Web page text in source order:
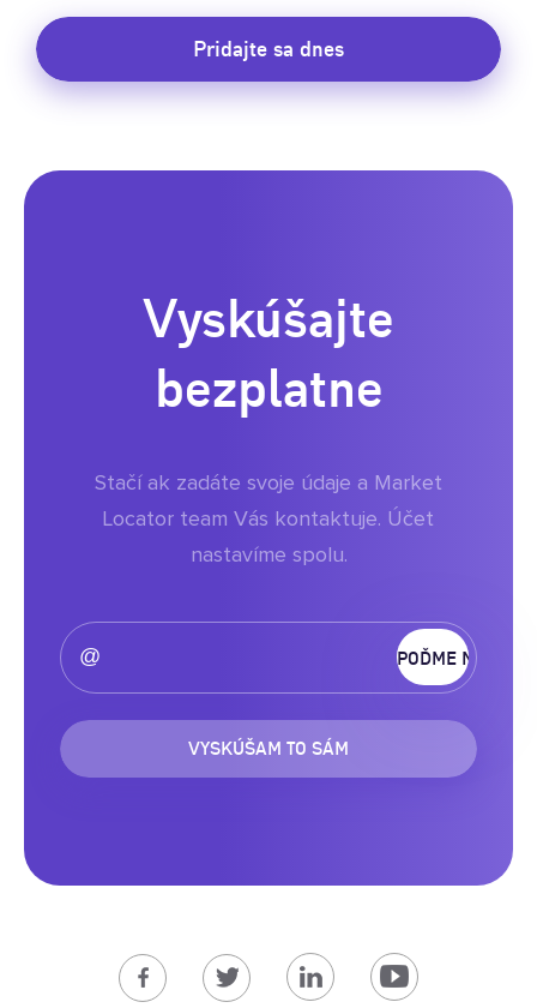
Pridajte sa dnes
Vyskúšajte
bezplatne
VYSKÚŠAM TO SÁM
Stačí ak zadáte svoje údaje a Market
Locator team Vás kontaktuje. Účet
nastavíme spolu.